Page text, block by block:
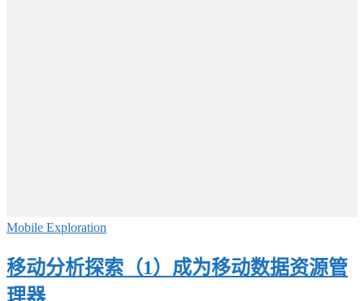
Mobile Exploration
移动分析探索（1）成为移动数据资源管
理器